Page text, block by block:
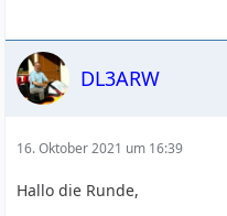
DL3ARW
16. Oktober 2021 um 16:39
Hallo die Runde,